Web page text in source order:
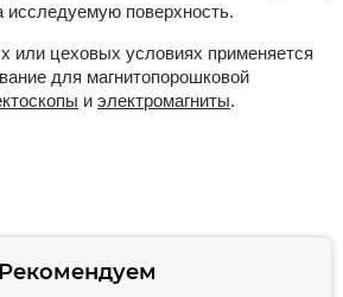
исследуемую поверхность.
или цеховых условиях применяется
для магнитопорошковой
и электромагниты.
Рекомендуем